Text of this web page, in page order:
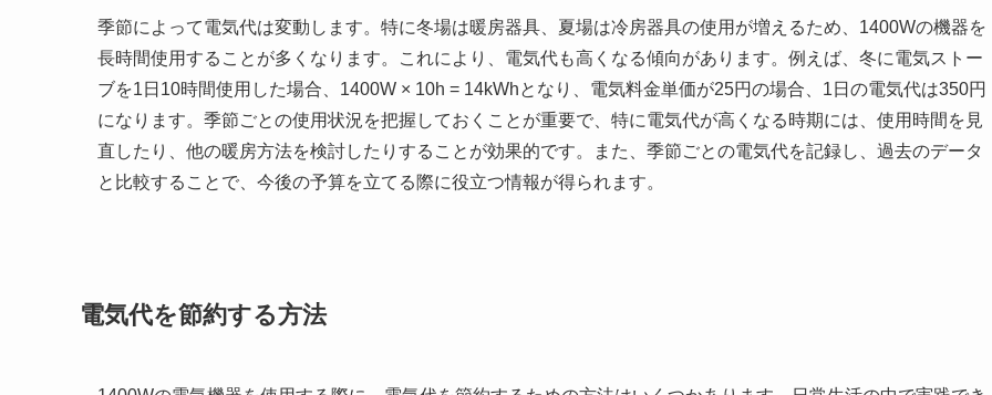
季節によって電気代は変動します。特に冬場は暖房器具、夏場は冷房器具の使用が増えるため、1400Wの機器を
長時間使用することが多くなります。これにより、電気代も高くなる傾向があります。例えば、冬に電気ストー
ブを1日10時間使用した場合、1400W × 10h = 14kWhとなり、電気料金単価が25円の場合、1日の電気代は350円
になります。季節ごとの使用状況を把握しておくことが重要で、特に電気代が高くなる時期には、使用時間を見
直したり、他の暖房方法を検討したりすることが効果的です。また、季節ごとの電気代を記録し、過去のデータ
と比較することで、今後の予算を立てる際に役立つ情報が得られます。
電気代を節約する方法